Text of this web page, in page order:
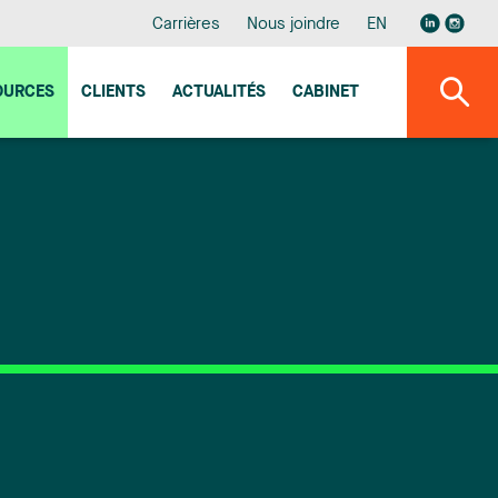
Carrières Nous joindre EN
CLIENTS ACTUALITÉS CABINET